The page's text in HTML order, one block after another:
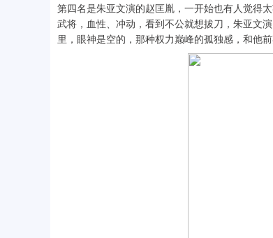
第四名是朱亚文演的赵匡胤，一开始也有人觉得
武将，血性、冲动，看到不公就想拔刀，朱亚文
里，眼神是空的，那种权力巅峰的孤独感，和他